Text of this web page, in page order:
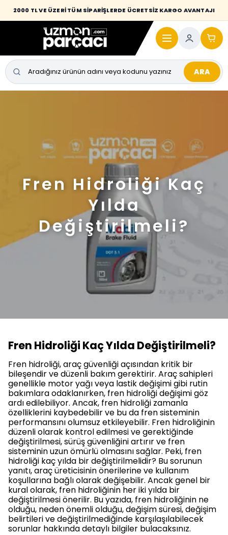
2000 TL VE ÜZERİ TÜM SİPARİŞLERDE ÜCRETSİZ KARGO AVANTAJI
ARA
Fren Hidroliği Kaç
Yılda
Değiştirilmeli?
Fren Hidroliği Kaç Yılda Değiştirilmeli?
Fren hidroliği, araç güvenliği açısından kritik bir
bileşendir ve düzenli bakım gerektirir. Araç sahipleri
genellikle motor yağı veya lastik değişimi gibi rutin
bakımlara odaklanırken, fren hidroliği değişimi göz
ardı edilebiliyor. Ancak, fren hidroliği zamanla
özelliklerini kaybedebilir ve bu da fren sisteminin
performansını olumsuz etkileyebilir. Fren hidroliğinin
düzenli olarak kontrol edilmesi ve gerektiğinde
değiştirilmesi, sürüş güvenliğini artırır ve fren
sisteminin uzun ömürlü olmasını sağlar. Peki, fren
hidroliği kaç yılda bir değiştirilmelidir? Bu sorunun
yanıtı, araç üreticisinin önerilerine ve kullanım
koşullarına bağlı olarak değişebilir. Ancak genel bir
kural olarak, fren hidroliğinin her iki yılda bir
değiştirilmesi önerilir. Bu yazıda, fren hidroliğinin ne
olduğu, neden önemli olduğu, değişim süresi, değişim
belirtileri ve değiştirilmediğinde karşılaşılabilecek
sorunlar hakkında detaylı bilgiler bulacaksınız.